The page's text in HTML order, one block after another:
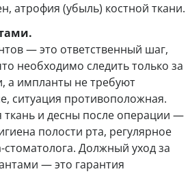
атрофия (убыль) костной ткани.
— это ответственный шаг,
необходимо следить только за
а импланты не требуют
ситуация противоположная.
ткань и десны после операции —
полости рта, регулярное
Должный уход за
— это гарантия